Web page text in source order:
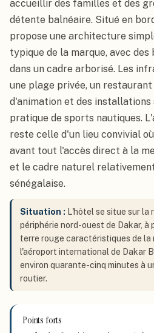
accueillir des familles et des
détente balnéaire. Situé en
propose une architecture
typique de la marque, avec
dans un cadre arborisé. Les
une plage privée, un
d'animation et des
pratique de sports nautiques.
reste celle d'un lieu convivial
avant tout l'accès direct à la
et le cadre naturel
sénégalaise.
Situation : L'hôtel se situe sur la
périphérie nord-ouest de Dakar, à
terre rouge caractéristiques de la
l'aéroport international de Dakar
environ quarante-cinq minutes à
routier.
Points forts